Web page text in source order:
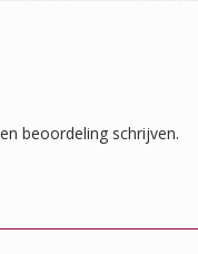
beoordeling schrijven.